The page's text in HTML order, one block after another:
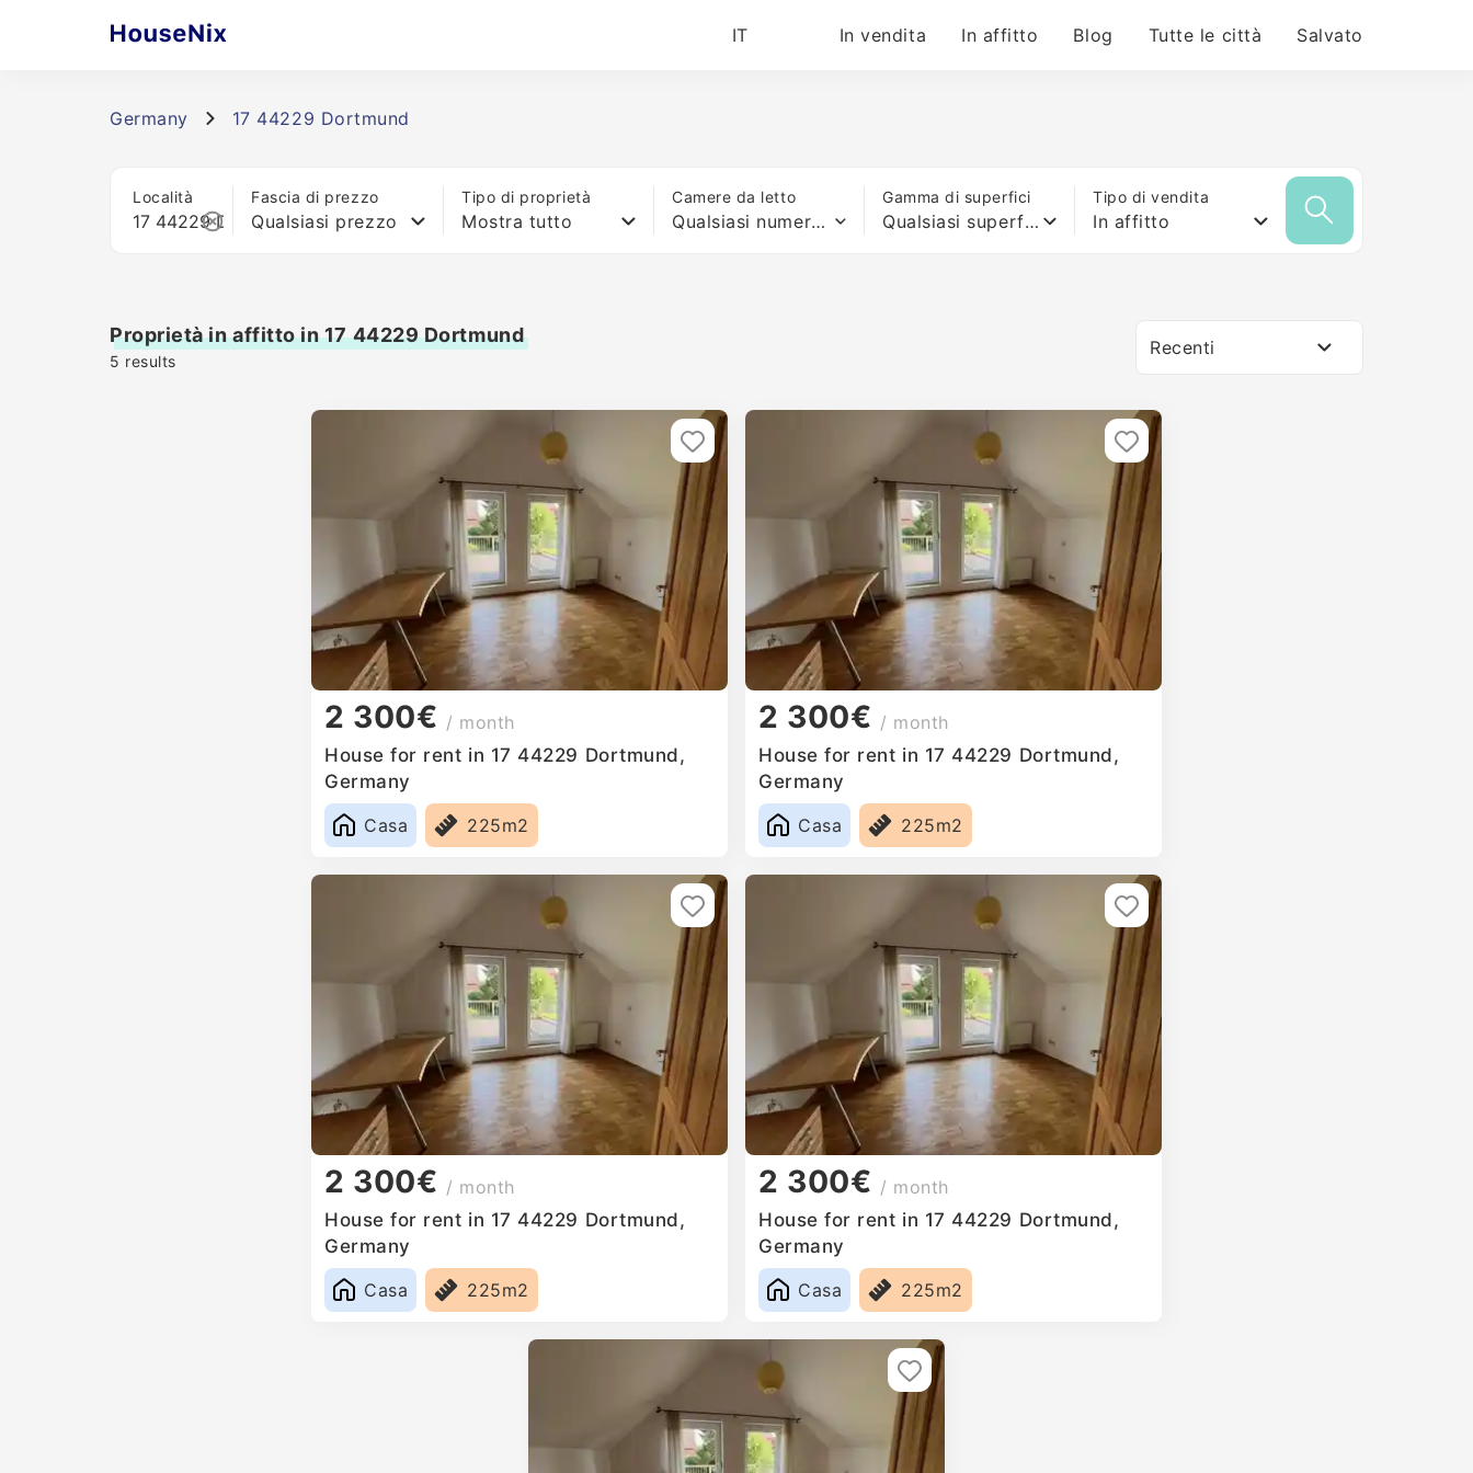
IT In vendita In affitto Blog Tutte le città Salvato
Germany 17 44229 Dortmund
Località Fascia di prezzo
Qualsiasi prezzo
Tipo di proprietà
Mostra tutto
Camere da letto
Qualsiasi numero di letti
Gamma di superfici
Qualsiasi superficie
Tipo di vendita
In affitto
Proprietà in affitto in 17 44229 Dortmund
5 results
Recenti
2 300€ / month
House for rent in 17 44229 Dortmund,
Germany
Casa
225m2
2 300€ / month
House for rent in 17 44229 Dortmund,
Germany
Casa
225m2
2 300€ / month
House for rent in 17 44229 Dortmund,
Germany
Casa
225m2
2 300€ / month
House for rent in 17 44229 Dortmund,
Germany
Casa
225m2